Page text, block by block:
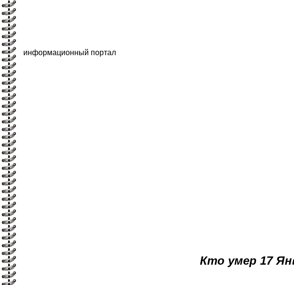
информационный портал
Кто умер 17